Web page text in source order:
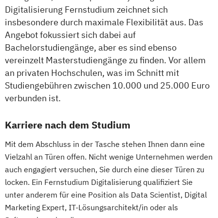
Systeme Technologien
Logistikmanagement
Logistische Funktionsbereiche
Managing Diversity Marketing
Marketing & Sales Management
Markt- und Werbepsychologie
Materialflusssysteme - Technologien
Planung und Steuerung
Nachhaltigkeitsmanagement
Personal & Organisation
Personalmanagement & Corporate
Learning
Pflege Pflegemanagement
Planung logistischer Netzwerke
Politikwissenschaft & Management
Digitalisierung Fernstudium zeichnet sich
insbesondere durch maximale Flexibilität aus. Das
Angebot fokussiert sich dabei auf
Bachelorstudiengänge, aber es sind ebenso
vereinzelt Masterstudiengänge zu finden. Vor allem
an privaten Hochschulen, was im Schnitt mit
Studiengebühren zwischen 10.000 und 25.000 Euro
verbunden ist.
Karriere nach dem Studium
Mit dem Abschluss in der Tasche stehen Ihnen dann eine
Vielzahl an Türen offen. Nicht wenige Unternehmen werden
auch engagiert versuchen, Sie durch eine dieser Türen zu
locken. Ein Fernstudium Digitalisierung qualifiziert Sie
unter anderem für eine Position als Data Scientist, Digital
Marketing Expert, IT-Lösungsarchitekt/in oder als